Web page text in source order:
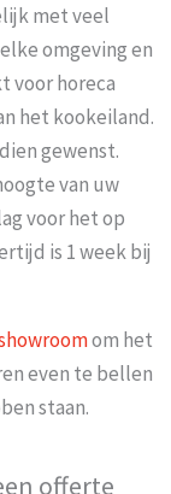
met veel
omgeving en
voor horeca
het kookeiland.
gewenst.
van uw
voor het op
is 1 week bij
om het
even te bellen
staan.
offerte